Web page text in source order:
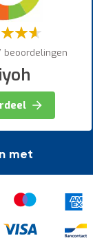
beoordelingen
met